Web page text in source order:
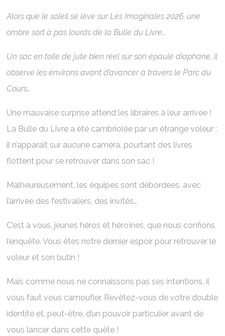
Alors que le soleil se lève sur Les Imaginales 2026, une
ombre sort à pas lourds de la Bulle du Livre…
Un sac en toile de jute bien réel sur son épaule diaphane, il
observe les environs avant d’avancer à travers le Parc du
Cours…
Une mauvaise surprise attend les libraires à leur arrivée !
La Bulle du Livre a été cambriolée par un étrange voleur :
il n’apparaît sur aucune caméra, pourtant des livres
flottent pour se retrouver dans son sac !
Malheureusement, les équipes sont débordées, avec
l’arrivée des festivaliers, des invités…
C’est à vous, jeunes héros et héroïnes, que nous confions
l’enquête. Vous êtes notre dernier espoir pour retrouver le
voleur et son butin !
Mais comme nous ne connaissons pas ses intentions, il
vous faut vous camoufler. Revêtez-vous de votre double
identité et, peut-être, d’un pouvoir particulier avant de
vous lancer dans cette quête !